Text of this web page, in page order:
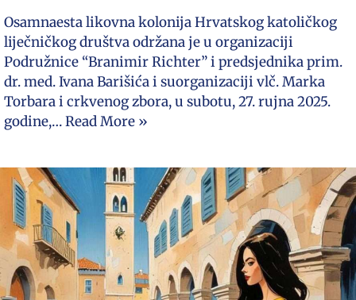
Osamnaesta likovna kolonija Hrvatskog katoličkog
liječničkog društva održana je u organizaciji
Podružnice “Branimir Richter” i predsjednika prim.
dr. med. Ivana Barišića i suorganizaciji vlč. Marka
Torbara i crkvenog zbora, u subotu, 27. rujna 2025.
godine,…Read More »